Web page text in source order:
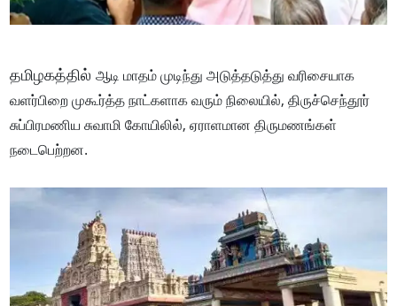
தமிழகத்தில்ஆடி மாதம் முடிந்து அடுத்தடுத்து வரிசையாக
வளர்பிறை முகூர்த்த நாட்களாக வரும் நிலையில், திருச்செந்தூர்
சுப்பிரமணிய சுவாமி கோயிலில், ஏராளமான திருமணங்கள்
நடைபெற்றன.